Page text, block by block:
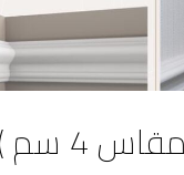
4 سم )